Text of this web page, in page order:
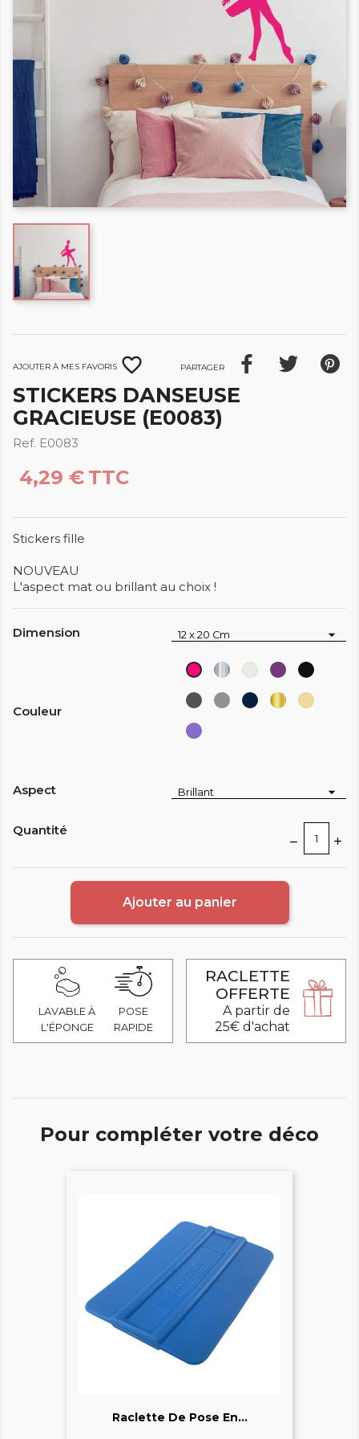
Ajouter à mes favoris favorite_border Partager
STICKERS DANSEUSE
GRACIEUSE (E0083)
Ref. E0083
4,29 € TTC
Stickers fille
NOUVEAU
L'aspect mat ou brillant au choix !
Dimension
Couleur
Rose
Pink
ArgentBlancVioletNoir
Gris
Gris
Bleu
Or Creme
Lavande
Aspect
Quantité
Ajouter au panier
LAVABLE À
L'ÉPONGE
POSE
RAPIDE
RACLETTE
OFFERTE
A partir de
25€ d'achat
Pour compléter votre déco
Raclette De Pose En...